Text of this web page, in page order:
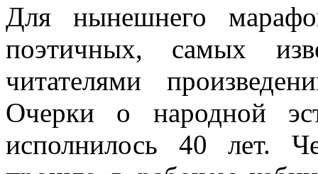
Для нынешнего
поэтичных, самых
читателями
Очерки о народной
исполнилось 40 лет.